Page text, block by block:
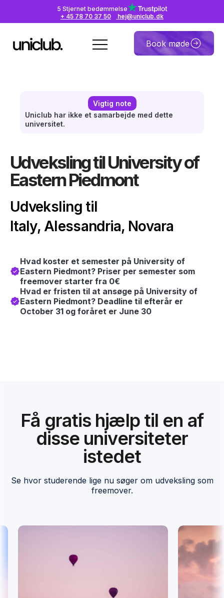
5 Stjernet bedømmelse
+ 45 78 70 37 50
hej@uniclub.dk
Book møde
Vigtig note
Uniclub har ikke et samarbejde med dette
universitet.
Udveksling til University of
Eastern Piedmont
Udveksling til
Italy, Alessandria, Novara
Hvad koster et semester på University of
Eastern Piedmont? Priser per semester som
freemover starter fra 0€
Hvad er fristen til at ansøge på University of
Eastern Piedmont? Deadline til efterår er
October 31 og foråret er June 30
Få gratis hjælp til en af
disse universiteter
istedet
Se hvor studerende lige nu søger om udveksling som
freemover.